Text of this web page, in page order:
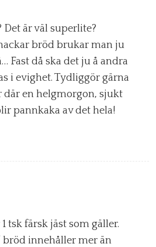
Det är väl superlite?
bröd brukar man ju
Fast då ska det ju å andra
i evighet. Tydliggör gärna
där en helgmorgon, sjukt
pannkaka av det hela!
tsk färsk jäst som gäller.
bröd innehåller mer än